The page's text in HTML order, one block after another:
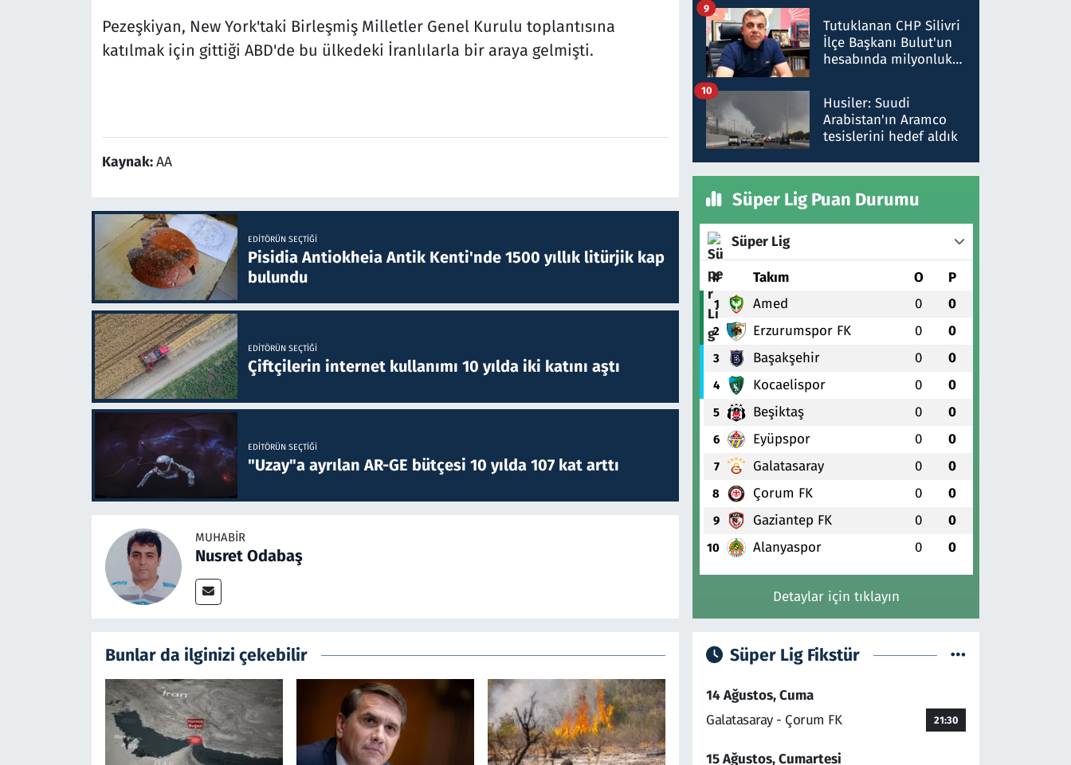
Pezeşkiyan, New York'taki Birleşmiş Milletler Genel Kurulu toplantısına
katılmak için gittiği ABD'de bu ülkedeki İranlılarla bir araya gelmişti.
Kaynak:AA
EDITÖRÜN SEÇTIĞI
Pisidia Antiokheia Antik Kenti'nde 1500 yıllık litürjik kap
bulundu
EDITÖRÜN SEÇTIĞI
Çiftçilerin internet kullanımı 10 yılda iki katını aştı
EDITÖRÜN SEÇTIĞI
"Uzay"a ayrılan AR-GE bütçesi 10 yılda 107 kat arttı
MUHABIR
Nusret Odabaş
Bunlar da ilginizi çekebilir
düşürüldüğü" iddiasını
yalanladı
Tutuklanan CHP Silivri
İlçe Başkanı Bulut'un
hesabında milyonluk
talimat verdi, ben
gönderdim
9
Husiler: Suudi
Arabistan'ın Aramco
tesislerini hedef aldık
10
Süper Lig Puan Durumu
Süper Lig
# Takım O P
1 Amed 0 0
2 Erzurumspor FK 0 0
3 Başakşehir 0 0
4 Kocaelispor 0 0
5 Beşiktaş 0 0
6 Eyüpspor 0 0
7 Galatasaray 0 0
8 Çorum FK 0 0
9 Gaziantep FK 0 0
10 Alanyaspor 0 0
Detaylar için tıklayın
Süper Lig Fikstür
14 Ağustos, Cuma
Galatasaray - Çorum FK
21:30
15 Ağustos, Cumartesi